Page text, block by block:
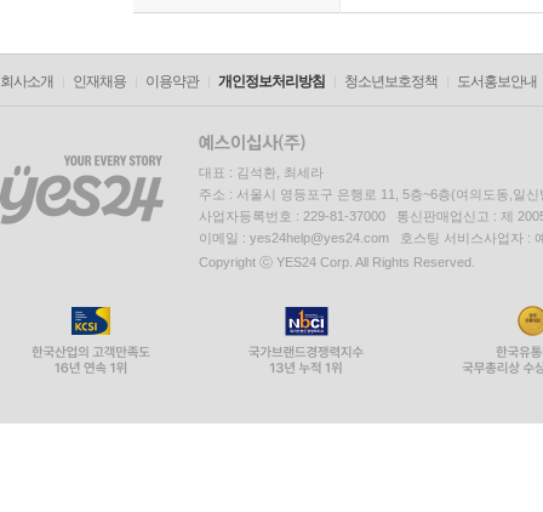
회사소개 인재채용 이용약관 개인정보처리방침 청소년보호정책 도서홍보안내
대표 : 김석환, 최세라
주소 : 서울시 영등포구 은행로 11, 5층~6층(여의도동,일신
사업자등록번호 : 229-81-37000 통신판매업신고 : 제
이메일 : yes24help@yes24.com 호스팅 서비스사업자 :
Copyright ⓒ YES24 Corp. All Rights Reserved.